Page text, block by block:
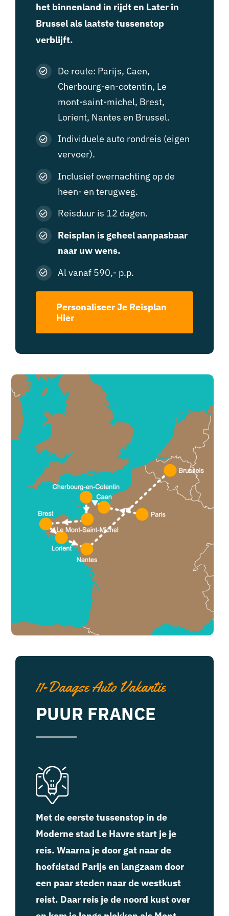
het binnenland in rijdt en Later in
Brussel als laatste tussenstop
verblijft.
De route: Parijs, Caen,
Cherbourg-en-cotentin, Le
mont-saint-michel, Brest,
Lorient, Nantes en Brussel.
Individuele auto rondreis (eigen
vervoer).
Inclusief overnachting op de
heen- en terugweg.
Reisduur is 12 dagen.
Reisplan is geheel aanpasbaar
naar uw wens.
Al vanaf 590,- p.p.
Personaliseer Je Reisplan
Hier
11-Daagse Auto Vakantie
PUUR FRANCE
Met de eerste tussenstop in de
Moderne stad Le Havre start je je
reis. Waarna je door gat naar de
hoofdstad Parijs en langzaam door
een paar steden naar de westkust
reist. Daar reis je de noord kust over